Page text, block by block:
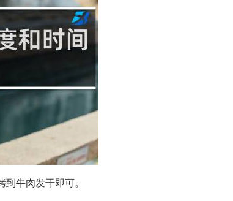
牛肉发干即可。